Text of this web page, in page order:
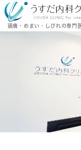
頭痛・めまい・しびれの専門